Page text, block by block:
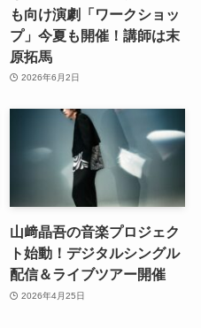
も向け演劇「ワークショッ
プ」今夏も開催！講師は末
原拓馬
2026年6月2日
山﨑晶吾の音楽プロジェク
ト始動！デジタルシングル
配信＆ライブツアー開催
2026年4月25日